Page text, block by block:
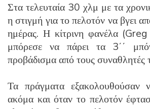
Στα τελευταία 30 χλμ με τα
η στιγμή για το πελοτόν να βγει
ημέρας. Η κίτρινη φανέλα
μπόρεσε να πάρει τα 3΄΄
προβάδισμα από τους συναθλητές
Τα πράγματα εξακολουθούσαν
ακόμα και όταν το πελοτόν